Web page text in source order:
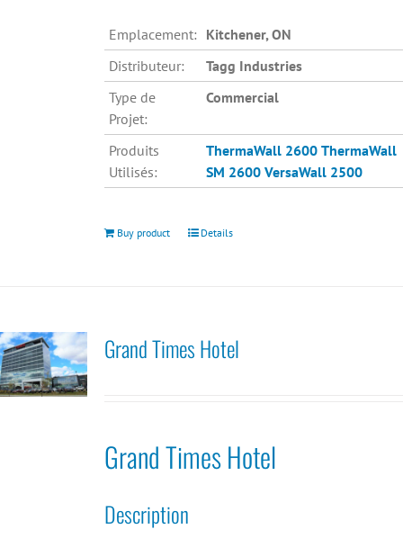
Emplacement: Kitchener, ON
Distributeur:
Tagg Industries
Type de
Projet:
Commercial
Produits
Utilisés:
ThermaWall 2600 ThermaWall
SM 2600 VersaWall 2500
Buy product Details
Grand Times Hotel
Grand Times Hotel
Description